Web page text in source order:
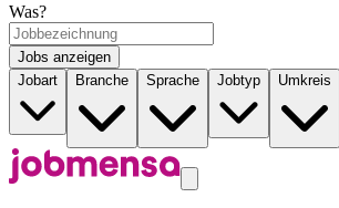
Was?
Jobs anzeigen
Jobart
Branche Sprache Jobtyp Umkreis